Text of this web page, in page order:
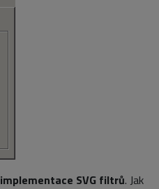
implementace SVG filtrů. Jak